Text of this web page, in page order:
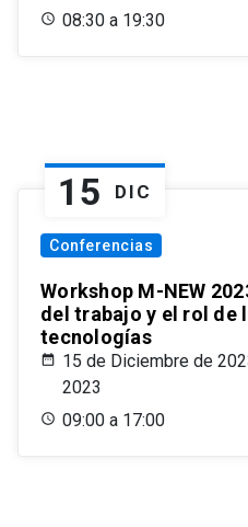
08:30 a 19:30
15 DIC
Conferencias
Workshop M-NEW
del trabajo y el rol de
tecnologías
15 de Diciembre de
2023
09:00 a 17:00